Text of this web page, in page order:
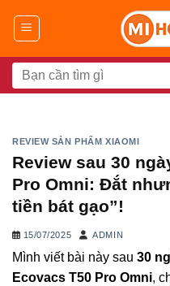
đến
dungSearch
for:
REVIEW SẢN PHẨM XIAOMI
Review sau 30
Pro Omni: Đắt
tiền bát gạo”!
15/07/2025 ADMIN
Mình viết bài này sau 30
Ecovacs T50 Pro Omni,